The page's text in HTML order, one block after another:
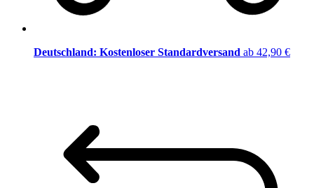
Deutschland: Kostenloser Standardversand ab 42,90 €